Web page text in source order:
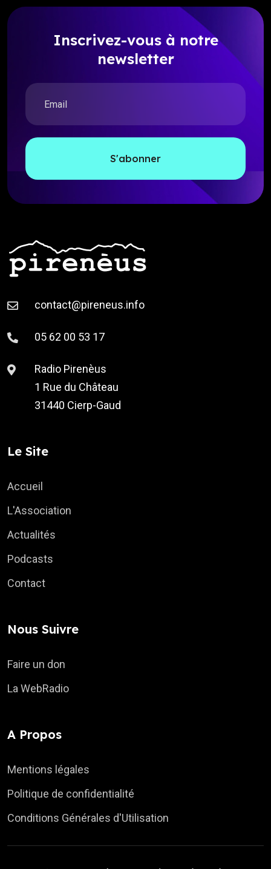
Inscrivez-vous à notre
newsletter
S'abonner
contact@pireneus.info
05 62 00 53 17
Radio Pirenèus
1 Rue du Château
31440 Cierp-Gaud
Le Site
Accueil
L'Association
Actualités
Podcasts
Contact
Nous Suivre
Faire un don
La WebRadio
A Propos
Mentions légales
Politique de confidentialité
Conditions Générales d'Utilisation